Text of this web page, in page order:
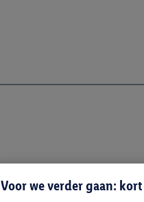
Voor we verder gaan: